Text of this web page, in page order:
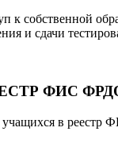
к собственной
и сдачи
ФИС
учащихся в